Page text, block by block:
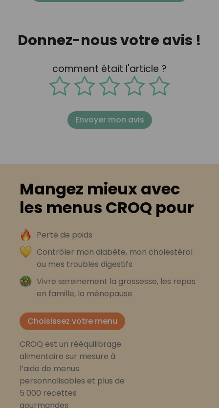
Donnez-nous votre avis !
comment était l'article ?
Envoyer mon avis
Mangez mieux avec
les menus CROQ pour
Perte de poids
Contrôler mon diabète, mon cholestérol
ou mes troubles digestifs
Vivre sereinement la grossesse, les repas
en famille, la ménopause
Choisissez votre menu
CROQ est un rééquilibrage
alimentaire sur mesure à
l’aide de menus
personnalisables et plus de
5 000 recettes
gourmandes